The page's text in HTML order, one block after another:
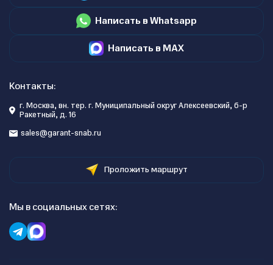
Написать в Whatsapp
Написать в MAX
Контакты:
г. Москва, вн. тер. г. Муниципальный округ Алексеевский, б-р
Ракетный, д. 16
sales@garant-snab.ru
Проложить маршрут
Мы в социальных сетях: